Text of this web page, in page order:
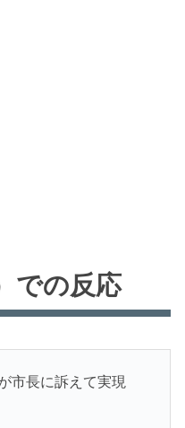
での反応
市長に訴えて実現